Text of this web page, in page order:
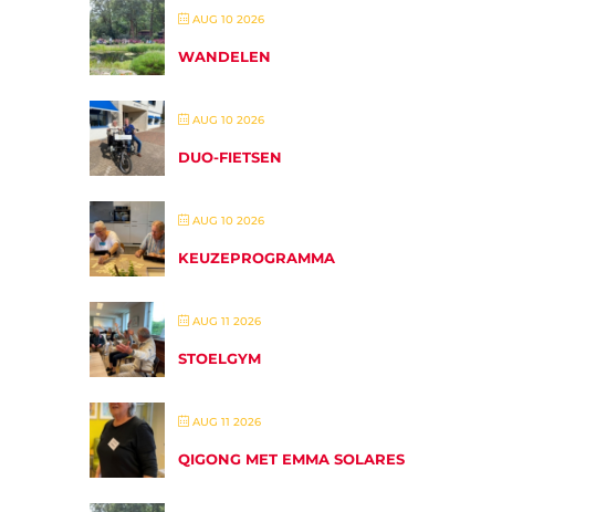
AUG 10 2026
WANDELEN
AUG 10 2026
DUO-FIETSEN
AUG 10 2026
KEUZEPROGRAMMA
AUG 11 2026
STOELGYM
AUG 11 2026
QIGONG MET EMMA SOLARES